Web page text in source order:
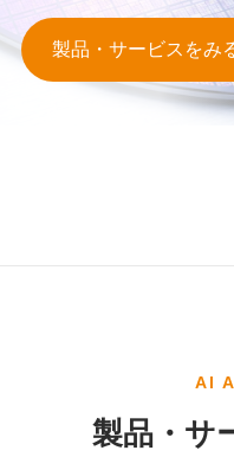
製品・サービスをみ
AI
製品・サ